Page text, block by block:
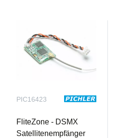
PIC16423
FliteZone - DSMX
Satellitenempfänger